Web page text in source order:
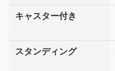
キャスター付き
スタンディング